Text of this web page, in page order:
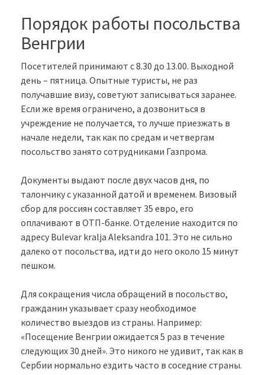
Порядок работы посольства
Венгрии
Посетителей принимают с 8.30 до 13.00. Выходной
день – пятница. Опытные туристы, не раз
получавшие визу, советуют записываться заранее.
Если же время ограничено, а дозвониться в
учреждение не получается, то лучше приезжать в
начале недели, так как по средам и четвергам
посольство занято сотрудниками Газпрома.
Документы выдают после двух часов дня, по
талончику с указанной датой и временем. Визовый
сбор для россиян составляет 35 евро, его
оплачивают в ОТП-банке. Отделение находится по
адресу Bulevar kralja Aleksandra 101. Это не сильно
далеко от посольства, идти до него около 15 минут
пешком.
Для сокращения числа обращений в посольство,
гражданин указывает сразу необходимое
количество выездов из страны. Например:
«Посещение Венгрии ожидается 5 раз в течение
следующих 30 дней». Это никого не удивит, так как в
Сербии нормально ездить часто в соседние страны.